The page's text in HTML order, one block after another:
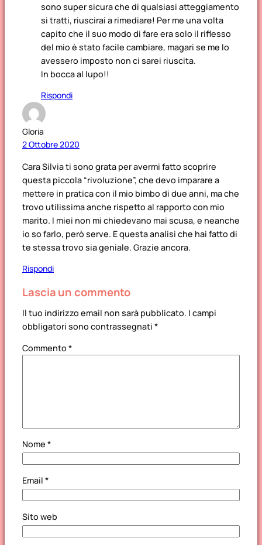
sono super sicura che di qualsiasi atteggiamento
si tratti, riuscirai a rimediare! Per me una volta
capito che il suo modo di fare era solo il riflesso
del mio è stato facile cambiare, magari se me lo
avessero imposto non ci sarei riuscita.
In bocca al lupo!!
Rispondi
Gloria
2 Ottobre 2020
Cara Silvia ti sono grata per avermi fatto scoprire
questa piccola “rivoluzione”, che devo imparare a
mettere in pratica con il mio bimbo di due anni, ma che
trovo utilissima anche rispetto al rapporto con mio
marito. I miei non mi chiedevano mai scusa, e neanche
io so farlo, però serve. E questa analisi che hai fatto di
te stessa trovo sia geniale. Grazie ancora.
Rispondi
Lascia un commento
Il tuo indirizzo email non sarà pubblicato. I campi
obbligatori sono contrassegnati *
Commento *
Nome *
Email *
Sito web